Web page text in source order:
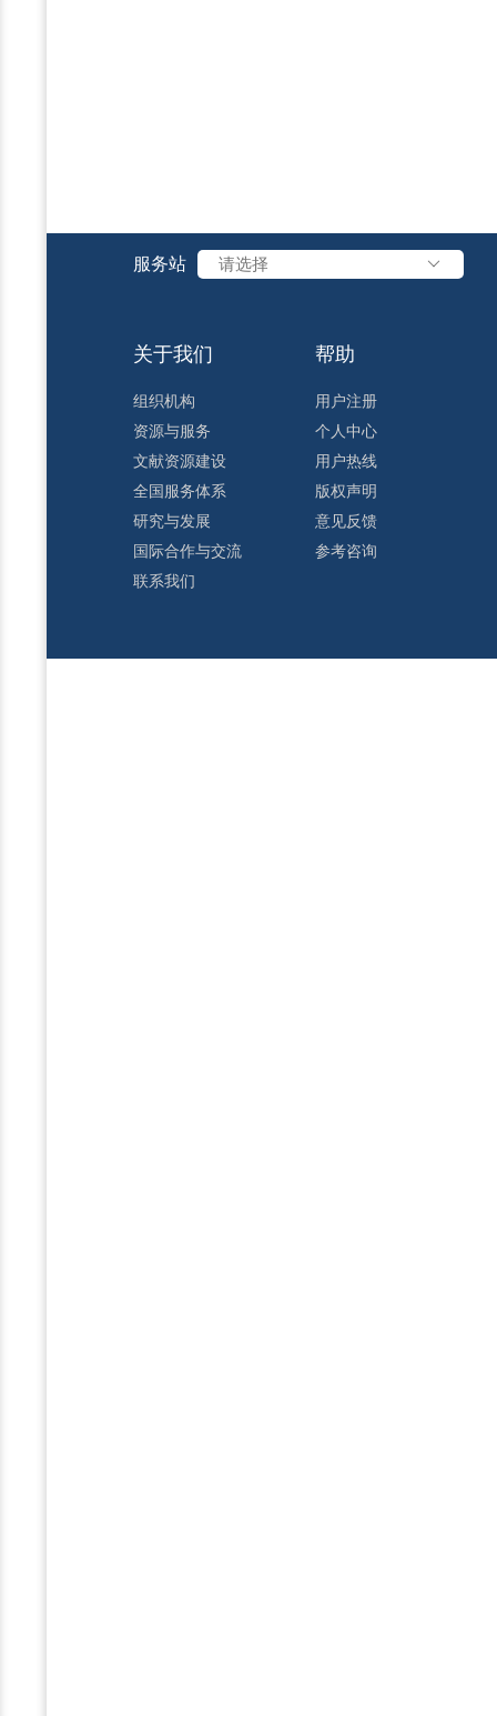
服务站 请选择
关于我们
组织机构
资源与服务
文献资源建设
全国服务体系
研究与发展
国际合作与交流
联系我们
帮助
用户注册
个人中心
用户热线
版权声明
意见反馈
参考咨询